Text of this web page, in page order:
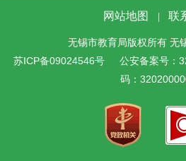
网站地图 联
无锡市教育局版权所有 无
苏ICP备09024546号
公安备案号：
码：